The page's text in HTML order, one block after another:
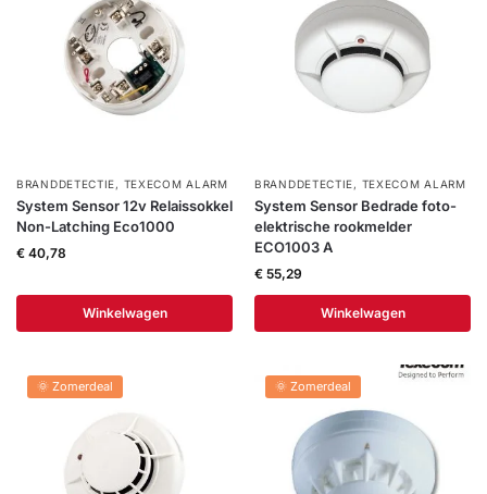
Alarmsystemen
Camera's
Branddetectie
Inbraakbeveiliging
Merken
Outlet
service
Contact Help Wagen
BRANDDETECTIE, TEXECOM ALARM
System Sensor 12v Relaissokkel
Non-Latching Eco1000
€ 40,78
Winkelwagen
BRANDDETECTIE, TEXECOM ALARM
System Sensor Bedrade foto-
elektrische rookmelder
ECO1003 A
€ 55,29
Winkelwagen
🌞 Zomerdeal 🌞 Zomerdeal